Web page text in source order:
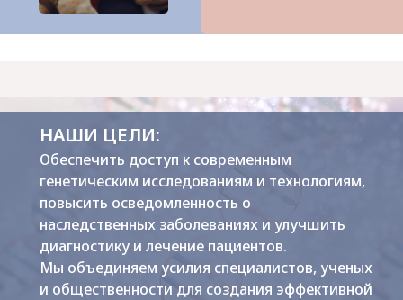
Обеспечить доступ к современным
генетическим исследованиям и технологиям,
повысить осведомленность о
наследственных заболеваниях и улучшить
диагностику и лечение пациентов.
Мы объединяем усилия специалистов, ученых
и общественности для создания эффективной
НАШИ ЦЕЛИ: